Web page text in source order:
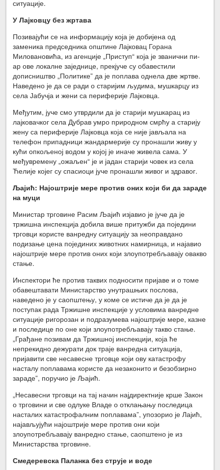
ситуације.
У Лајковцу без жртава
Позивајући се на информацију која је добијена од
заменика председника општине Лајковац Горана
Миловановића, из агенције „Приступ“ која је званични пи-
ар ове локалне заједнице, прекјуче су обавестили
дописништво „Политике” да је поплава однела две жртве.
Наведено је да се ради о старијим људима, мушкарцу из
села Јабучја и жени са периферије Лајковца.
Међутим, јуче смо утврдили да је старији мушкарац из
лајковачког села Дубрав умро природном смрћу а старију
жену са периферије Лајковца која се није јављала на
телефон припадници жандармерије су пронашли живу у
кући опкољеној водом у којој је иначе живела сама. У
међувремену „ожаљен“ је и јадан старији човек из села
Ћелије којег су спасиоци јуче пронашли живог и здравог.
Љајић: Најоштрије мере против оних који би да зараде
на муци
Министар трговине Расим Љајић изјавио је јуче да је
тржишна инспекција добила више притужби да поједини
трговци користе ванредну ситуацију за неоправдано
подизање цена појединих животних намирница, и најавио
најоштрије мере против оних који злоупотребљавају овакво
стање.
Инспектори ће против таквих подносити пријаве и о томе
обавештавати Министарство унутрашњих послова,
наведено је у саопштењу, у коме се истиче да је да је
поступак рада Тржишне инспекције у условима ванредне
ситуације ригорозан и подразумева најоштрије мере, казне
и последице по оне који злоупотребљавају такво стање.
„Грађане позивам да Тржишној инспекцији, која ће
непрекидно дежурати док траје ванредна ситуација,
пријавити све несавесне трговце који ову катастрофу
насталу поплавама користе да незаконито и безобзирно
зараде”, поручио је Љајић.
„Несавесни трговци на тај начин најдиректније крше Закон
о трговини и све одлуке Владе о отклањању последица
насталих катастрофалним поплавама”, упозорио је Лајић,
најављујући најоштрије мере против они који
злоупотребљавају ванредно стање, саопштено је из
Министарства трговине.
Смедеревска Паланка без струје и воде